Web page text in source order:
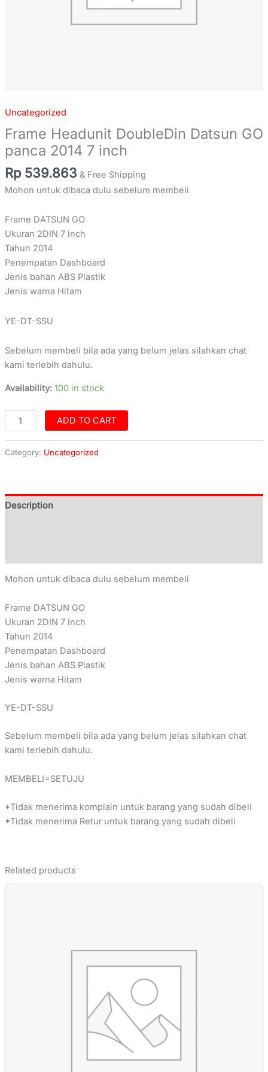
Uncategorized
Frame Headunit DoubleDin Datsun GO
panca 2014 7 inch
Rp 539.863 & Free Shipping
Mohon untuk dibaca dulu sebelum membeli
Frame DATSUN GO
Ukuran 2DIN 7 inch
Tahun 2014
Penempatan Dashboard
Jenis bahan ABS Plastik
Jenis warna Hitam
YE-DT-SSU
Sebelum membeli bila ada yang belum jelas silahkan chat
kami terlebih dahulu.
Availability: 100 in stock
ADD TO CART
Category: Uncategorized
Description
Mohon untuk dibaca dulu sebelum membeli
Frame DATSUN GO
Ukuran 2DIN 7 inch
Tahun 2014
Penempatan Dashboard
Jenis bahan ABS Plastik
Jenis warna Hitam
YE-DT-SSU
Sebelum membeli bila ada yang belum jelas silahkan chat
kami terlebih dahulu.
MEMBELI=SETUJU
*Tidak menerima komplain untuk barang yang sudah dibeli
*Tidak menerima Retur untuk barang yang sudah dibeli
Related products